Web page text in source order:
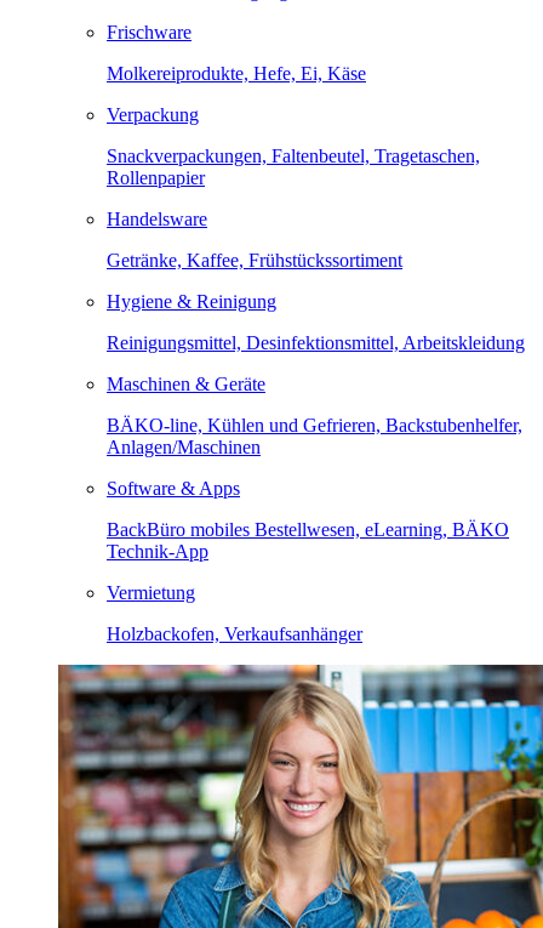
Frischware
Molkereiprodukte, Hefe, Ei, Käse
Verpackung
Snackverpackungen, Faltenbeutel, Tragetaschen,
Rollenpapier
Handelsware
Getränke, Kaffee, Frühstückssortiment
Hygiene & Reinigung
Reinigungsmittel, Desinfektionsmittel, Arbeitskleidung
Maschinen & Geräte
BÄKO-line, Kühlen und Gefrieren, Backstubenhelfer,
Anlagen/Maschinen
Software & Apps
BackBüro mobiles Bestellwesen, eLearning, BÄKO
Technik-App
Vermietung
Holzbackofen, Verkaufsanhänger